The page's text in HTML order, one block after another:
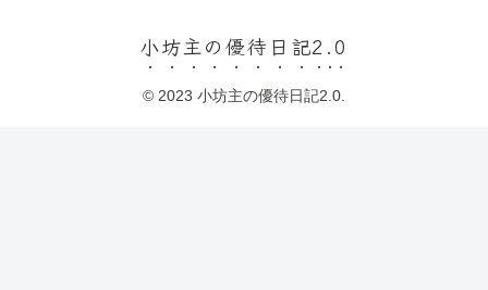
小坊主の優待日記2.0
© 2023 小坊主の優待日記2.0.